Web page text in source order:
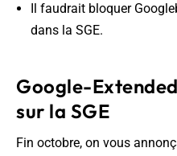
Il faudrait bloquer
dans la SGE.
Google-
sur la SGE
Fin octobre, on vous